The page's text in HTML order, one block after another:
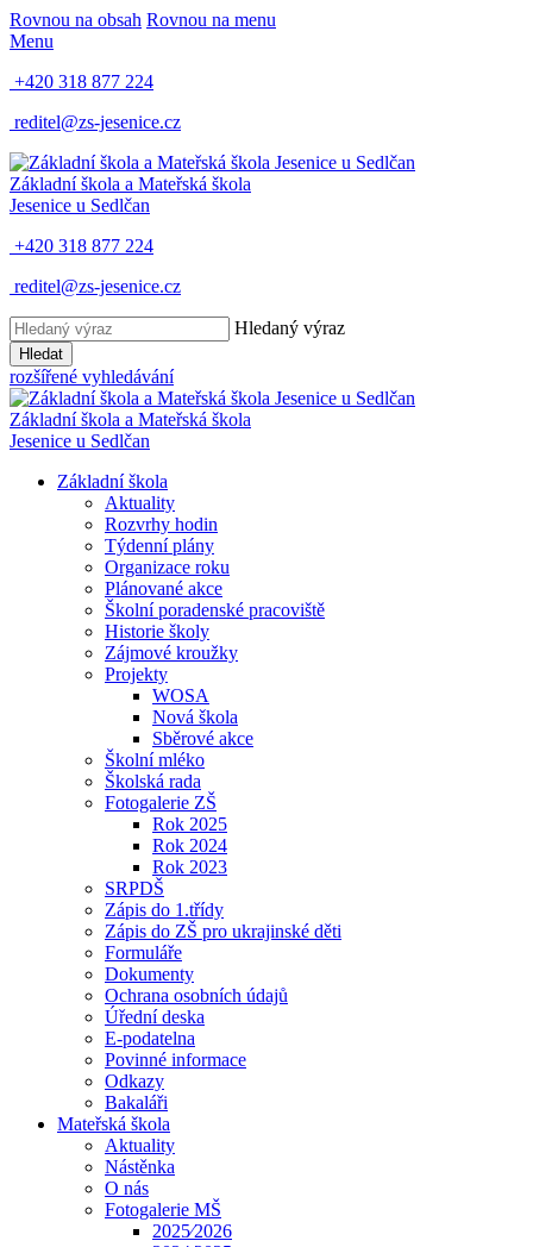
Rovnou na obsah Rovnou na menu
Menu
+420 318 877 224
reditel@zs-jesenice.cz
Základní škola a Mateřská škola
Jesenice u Sedlčan
+420 318 877 224
reditel@zs-jesenice.cz
Hledaný výraz
Hledat
rozšířené vyhledávání
Základní škola a Mateřská škola
Jesenice u Sedlčan
Základní škola
Aktuality
Rozvrhy hodin
Týdenní plány
Organizace roku
Plánované akce
Školní poradenské pracoviště
Historie školy
Zájmové kroužky
Projekty
WOSA
Nová škola
Sběrové akce
Školní mléko
Školská rada
Fotogalerie ZŠ
Rok 2025
Rok 2024
Rok 2023
SRPDŠ
Zápis do 1.třídy
Zápis do ZŠ pro ukrajinské děti
Formuláře
Dokumenty
Ochrana osobních údajů
Úřední deska
E-podatelna
Povinné informace
Odkazy
Bakaláři
Mateřská škola
Aktuality
Nástěnka
O nás
Fotogalerie MŠ
2025⁄2026